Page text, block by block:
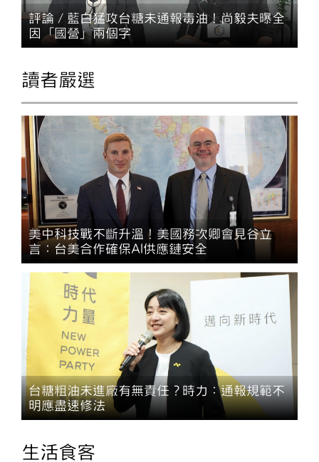
評論／藍白猛攻台糖未通報毒油！尚毅夫曝全
因「國營」兩個字
讀者嚴選
美中科技戰不斷升溫！美國務次卿會見谷立
言：台美合作確保AI供應鏈安全
台糖粗油未進廠有無責任？時力：通報規範不
明應盡速修法
生活食客